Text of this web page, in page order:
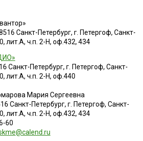
Санкт-Петербург, г. Петергоф, Санкт-
лит.А, ч.п. 2-Н, оф.432, 434
Санкт-Петербург, г. Петергоф, Санкт-
лит.А, ч.п. 2-Н, оф.440
Мария Сергеевна
Санкт-Петербург, г. Петергоф, Санкт-
лит.А, ч.п. 2-Н, оф.432, 434
60